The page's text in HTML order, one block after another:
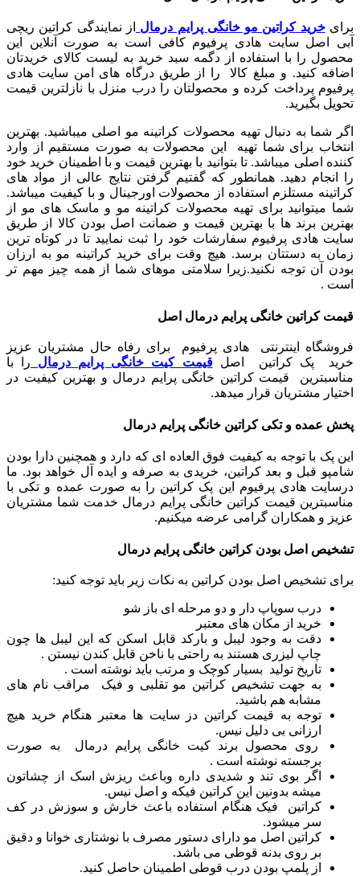
برایخرید کراتین مو خانگی پرایم درمال
از نمایندگی کراتین ریچی
آبی اصل سایت هادی پرفیوم کافی است به صورت آنلاین این
محصول را با استفاده از دگمه سبد خرید به لیست کالای خریدتان
اضافه کنید. و مبلغ کالا را از طریق درگاه های امن سایت هادی
پرفیوم پرداخت کرده و محصولتان را درب منزل با نازلترین قیمت
تحویل بگیرید.
اگر شما به دنبال تهیه محصولات کراتینه مو اصلی میباشید. بهترین
انتخاب برای شما تهیه این محصولات به صورت مستقیم از وارد
کننده اصلی میباشد. تا بتوانید با بهترین قیمت و با اطمینان خرید خود
را انجام دهید. همانطور که گفتیم گرفتن نتایج عالی از مواد های
کراتینه مستلزم استفاده از محصولات اورجینال و با کیفیت میباشد.
شما میتوانید برای تهیه محصولات کراتینه مو و ماسک های مو از
بهترین برند ها با بهترین قیمت و ضمانت اصل بودن کالا از طریق
سایت هادی پرفیوم سفارشات خود را ثبت نمایید تا در کوتاه ترین
زمان به دستتان برسد. هیچ وقت برای خرید کراتینه مو به ارزان
بودن آن توجه نکنید.زیرا سلامتی موهای شما از همه چیز مهم تر
است .
قیمت کراتین خانگی پرایم درمال اصل
فروشگاه اینترنتی هادی پرفیوم برای رفاه حال مشتریان عزیز
خرید پک کراتین اصلقیمت کیت خانگی پرایم درمال
را با
مناسبترین قیمت کراتین خانگی پرایم درمال و بهترین کیفیت در
اختیار مشتریان قرار میدهد.
پخش عمده و تکی کراتین خانگی پرایم درمال
این پک با توجه به کیفیت فوق العاده ای که دارد و همچنین دارا بودن
شامپو قبل و بعد کراتین، خریدی به صرفه و ایده آل خواهد بود. ما
درسایت هادی پرفیوم این پک کراتین را به صورت عمده و تکی با
مناسبترین قیمت کراتین خانگی پرایم درمال خدمت شما مشتریان
عزیز و همکاران گرامی عرضه میکنیم.
تشخیص اصل بودن کراتین خانگی پرایم درمال
برای تشخیص اصل بودن کراتین به نکات زیر باید توجه کنید:
درب سوپاپ دار و دو مرحله ای باز شو
خرید از مکان های معتبر
دقت به وجود لیبل و بارکد قابل اسکن که این لیبل ها چون
چاپ لیزری هستند به راحتی با ناخن قابل کندن نیستن .
تاریخ تولید بسیار کوچک و مرتب باید نوشته است .
به جهت تشخیص کراتین مو تقلبی و فیک مراقب نام های
مشابه هم باشید.
توجه به قیمت کراتین دز سایت ها معتبر هنگام خرید هیچ
ارزانی بی دلیل نیس.
روی محصول برند کیت خانگی پرایم درمال به صورت
برجسته نوشته است .
اگر بوی تند و شدیدی داره وباعث ریزش اسک از چشاتون
میشه بدونین این کراتین فیکه و اصل نیس.
کراتین فیک هنگام استفاده باعث خارش و سوزش در کف
سر میشود.
کراتین اصل مو دارای دستور مصرف با نوشتاری خوانا و دقیق
بر روی بدنه قوطی می باشد.
از پلمپ بودن درب قوطی اطمینان حاصل کنید.